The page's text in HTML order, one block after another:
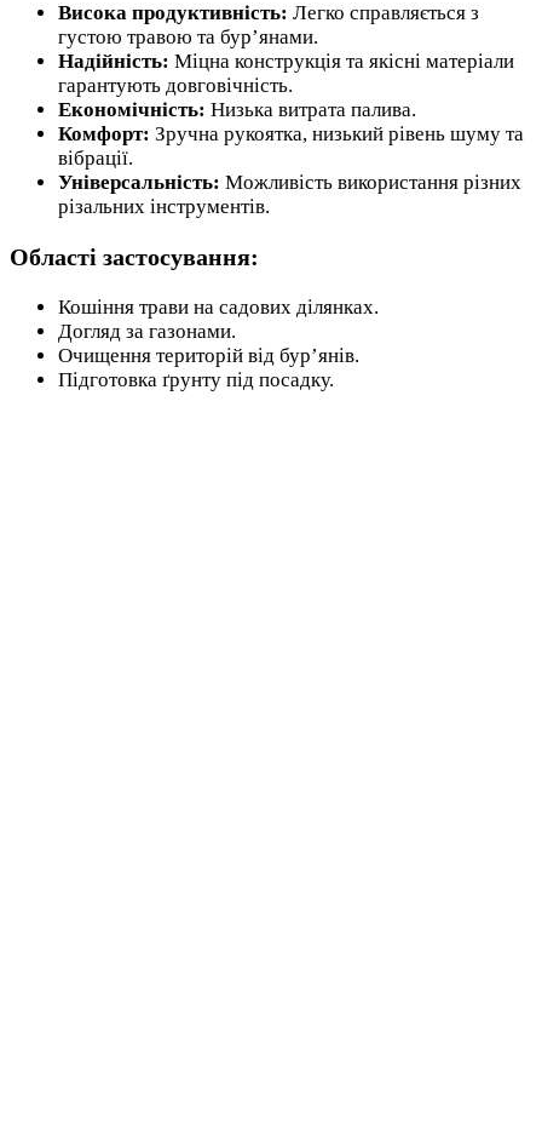
Висока продуктивність: Легко справляється з
густою травою та бур’янами.
Надійність: Міцна конструкція та якісні матеріали
гарантують довговічність.
Економічність: Низька витрата палива.
Комфорт: Зручна рукоятка, низький рівень шуму та
вібрації.
Універсальність: Можливість використання різних
різальних інструментів.
Області застосування:
Кошіння трави на садових ділянках.
Догляд за газонами.
Очищення територій від бур’янів.
Підготовка ґрунту під посадку.